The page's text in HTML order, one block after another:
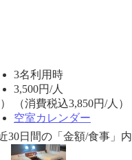
3名利用時
3,500円/人
（消費税込3,850円/人）
空室カレンダー
日間の「金額/食事」内